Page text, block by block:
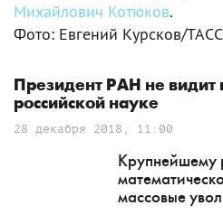
Михайлович Котюков.
Фото: Евгений Курсков/ТАСС
Президент РАН не видит
российской науке
28 декабря 2018, 11:00
Крупнейшему
массовые